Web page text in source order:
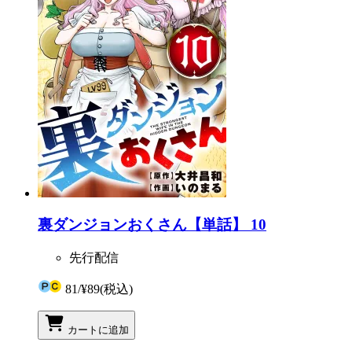
裏ダンジョンおくさん【単話】 10
先行配信
81/¥89(税込)
カートに追加